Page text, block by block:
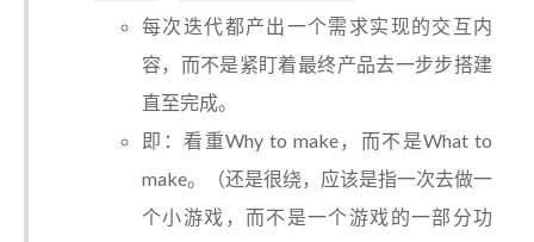
每次迭代都产出一个需求实现的交互内
容，而不是紧盯着最终产品去一步步搭建
直至完成。
即：看重Why to make，而不是What to
make。（还是很绕，应该是指一次去做一
个小游戏，而不是一个游戏的一部分功